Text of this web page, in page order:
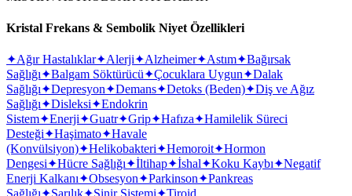
Kristal Frekans & Sembolik Niyet Özellikleri
✦Ağır Hastalıklar✦Alerji✦Alzheimer✦Astım✦Bağırsak
Sağlığı✦Balgam Söktürücü✦Çocuklara Uygun✦Dalak
Sağlığı✦Depresyon✦Demans✦Detoks (Beden)✦Diş ve Ağız
Sağlığı✦Disleksi✦Endokrin
Sistem✦Enerji✦Guatr✦Grip✦Hafıza✦Hamilelik Süreci
Desteği✦Haşimato✦Havale
(Konvülsiyon)✦Helikobakteri✦Hemoroit✦Hormon
Dengesi✦Hücre Sağlığı✦İltihap✦İshal✦Koku Kaybı✦Negatif
Enerji Kalkanı✦Obsesyon✦Parkinson✦Pankreas
Sağlığı✦Sarılık✦Sinir Sistemi✦Tiroid